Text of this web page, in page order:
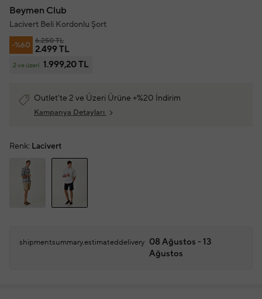
Beymen Club
Lacivert Beli Kordonlu Şort
-%60 6.250 TL
2.499 TL
2 ve üzeri 1.999,20 TL
Outlet'te 2 ve Üzeri Ürüne +%20 İndirim
Kampanya Detayları
Renk: Lacivert
shipmentsummary.estimateddelivery 08 Ağustos - 13
Ağustos